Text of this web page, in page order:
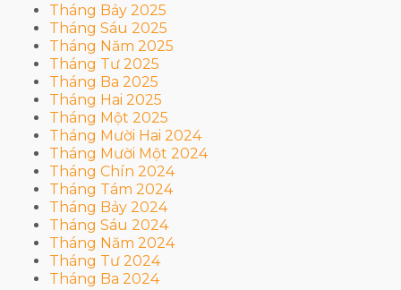
Tháng Bảy 2025
Tháng Sáu 2025
Tháng Năm 2025
Tháng Tư 2025
Tháng Ba 2025
Tháng Hai 2025
Tháng Một 2025
Tháng Mười Hai 2024
Tháng Mười Một 2024
Tháng Chín 2024
Tháng Tám 2024
Tháng Bảy 2024
Tháng Sáu 2024
Tháng Năm 2024
Tháng Tư 2024
Tháng Ba 2024